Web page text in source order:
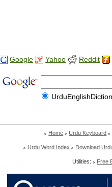
Google Yahoo Reddit
Home Urdu Keyboard
Urdu Word Index Download
Utilities: Free